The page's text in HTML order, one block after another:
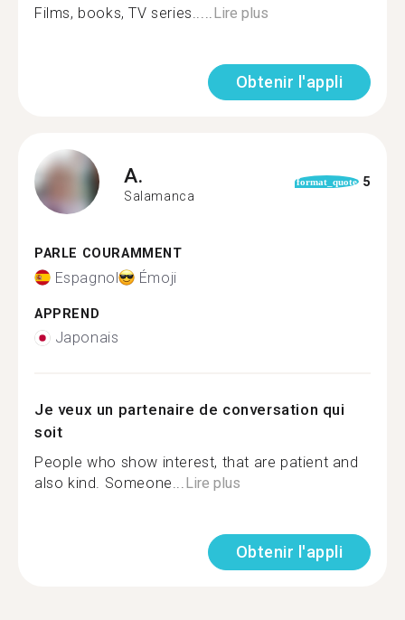
Films, books, TV series.....Lire plus
Obtenir l'appli
A.
Salamanca
format_quote 5
PARLE COURAMMENT
Espagnol Émoji
APPREND
Japonais
Je veux un partenaire de conversation qui
soit
People who show interest, that are patient and
also kind. Someone...Lire plus
Obtenir l'appli